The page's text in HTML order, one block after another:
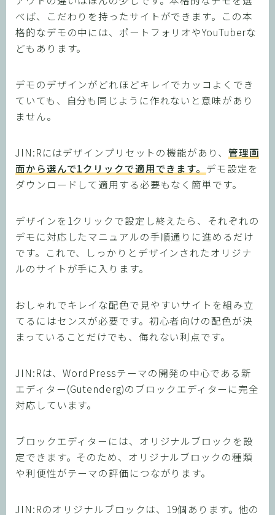
べば、こだわりを持ったサイトができます。この本
格的なデモの中には、ポートフォリオやYouTuberな
どもあります。
デモのデザインがどれほどキレイでカッコよくでき
ていても、自分も同じように作れないと意味があり
ません。
JIN:Rにはデザインプリセットの機能があり、 管理画
面から選んで1クリックで適用できます。 デモ設定を
ダウンロードして適用する必要もなく簡単です。
デザインを1クリックで設定し終えたら、それぞれの
デモに対応したマニュアルの手順通りに進めるだけ
です。これで、しっかりとデザインされたオリジナ
ルのサイトが手に入ります。
おしゃれでキレイな配色で見やすいサイトを組み立
てるにはセンスが必要です。初心者向けの配色が決
まっていることだけでも、侮れない利点です。
JIN:Rは、WordPressテーマの開発の中心である新
エディター(Gutenderg)のブロックエディターに完全
対応しています。
ブロックエディターには、オリジナルブロックを設
定できます。そのため、オリジナルブロックの種類
や利便性がテーマの評価につながります。
JIN:Rのオリジナルブロックは、19個あります。他の